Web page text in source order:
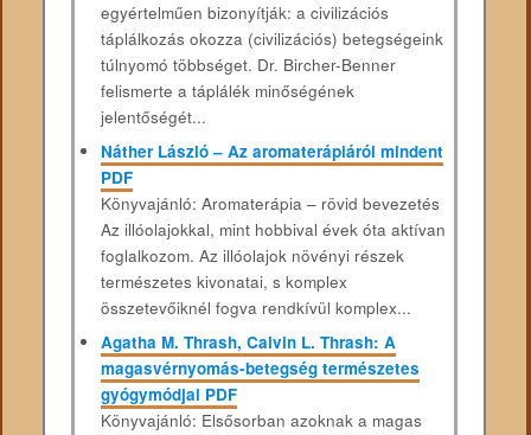
egyértelműen bizonyítják: a civilizációs
táplálkozás okozza (civilizációs) betegségeink
túlnyomó többséget. Dr. Bircher-Benner
felismerte a táplálék minőségének
jelentőségét...
Náther László – Az aromaterápiáról mindent
PDF
Könyvajánló: Aromaterápia – rövid bevezetés
Az illóolajokkal, mint hobbival évek óta aktívan
foglalkozom. Az illóolajok növényi részek
természetes kivonatai, s komplex
összetevőiknél fogva rendkívül komplex...
Agatha M. Thrash, Calvin L. Thrash: A
magasvérnyomás-betegség természetes
gyógymódjai PDF
Könyvajánló: Elsősorban azoknak a magas